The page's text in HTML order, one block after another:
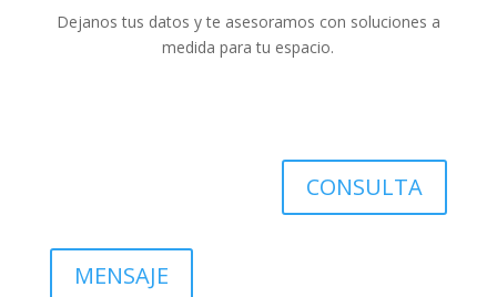
Dejanos tus datos y te asesoramos con soluciones a
medida para tu espacio.
CONSULTA
MENSAJE